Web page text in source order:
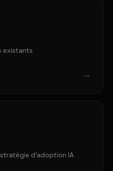
existants
→
d'adoption IA